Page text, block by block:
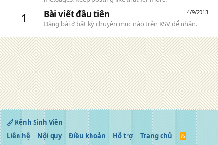
1 4/9/2013
Bài viết đầu tiên
Đăng bài ở bất kỳ chuyên mục nào trên KSV để nhận.
Kênh Sinh Viên
Liên hệ
Nội quy Điều khoản Hỗ trợ Trang chủ
R